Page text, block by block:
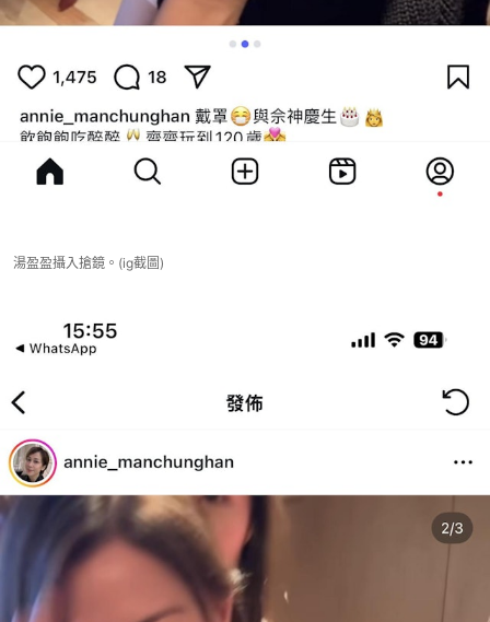
湯盈盈攝入搶鏡。(ig截圖)